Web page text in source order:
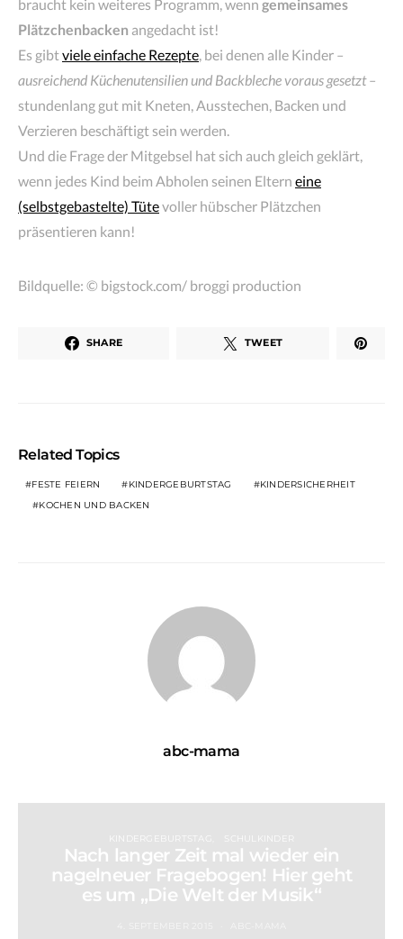
braucht kein weiteres Programm, wenn gemeinsames
Plätzchenbacken angedacht ist!
Es gibtviele einfache Rezepte, bei denen alle Kinder –
ausreichend Küchenutensilien und Backbleche voraus gesetzt –
stundenlang gut mit Kneten, Ausstechen, Backen und
Verzieren beschäftigt sein werden.
Und die Frage der Mitgebsel hat sich auch gleich geklärt,
wenn jedes Kind beim Abholen seinen Eltern eine
(selbstgebastelte) Tütevoller hübscher Plätzchen
präsentieren kann!
Bildquelle: © bigstock.com/ broggi production
SHARE TWEET
Related Topics
FESTE FEIERN KINDERGEBURTSTAG
KINDERSICHERHEIT
KOCHEN UND BACKEN
abc-mama
KINDERGEBURTSTAG SCHULKINDER
Nach langer Zeit mal wieder ein
nagelneuer Fragebogen! Hier geht
es um „Die Welt der Musik“